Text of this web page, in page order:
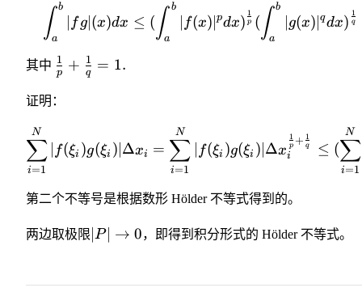
∫a
b
fg (x)dx ≤ (∫a
b
f(x) ∣pdx) p
1 (∫a
b
g(x) ∣qdx) q
1
其中
p
1 + q
1 = 1.
证明：
i=1
∑
N
f(ξi )g(ξi ) ∣Δxi =
i=1
∑
N
f(ξi )g(ξi ) ∣Δxi
p
1 + q
1
≤ (
i=1
∑
N
第二个不等号是根据数形 Hölder 不等式得到的。
两边取极限 P∣ → 0，即得到积分形式的 Hölder 不等式。